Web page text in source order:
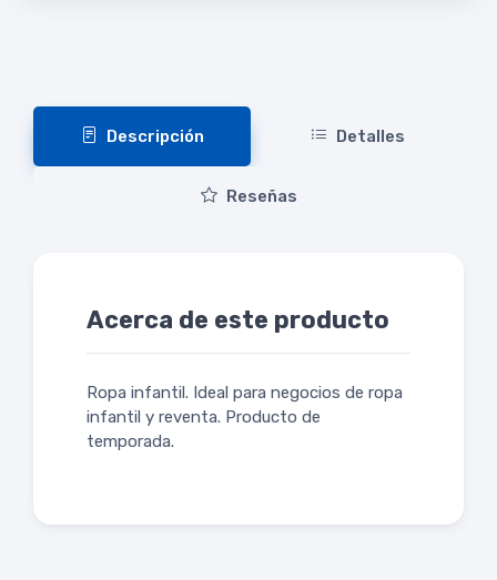
Descripción Detalles
Reseñas
Acerca de este producto
Ropa infantil. Ideal para negocios de ropa
infantil y reventa. Producto de
temporada.